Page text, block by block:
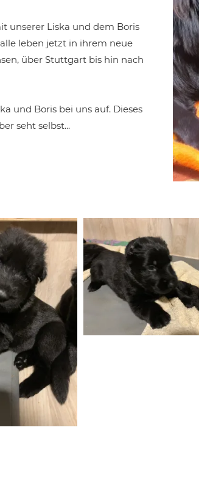
unserer Liska und dem Boris
leben jetzt in ihrem neue
über Stuttgart bis hin nach
und Boris bei uns auf. Dieses
seht selbst...